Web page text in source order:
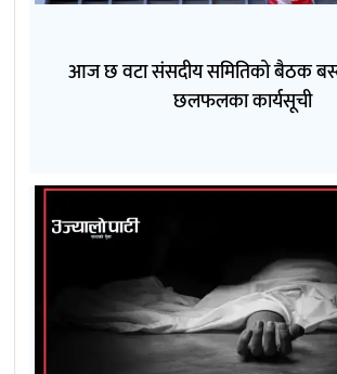
आज छ वटा संसदीय समितिको बैठक
छलफलका कार्यसूची